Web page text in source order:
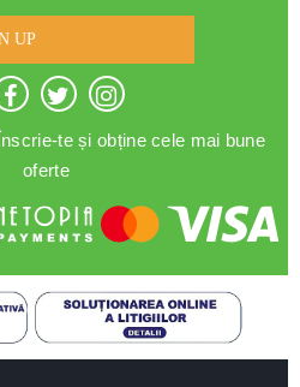
UP
te și obține cele mai bune
oferte